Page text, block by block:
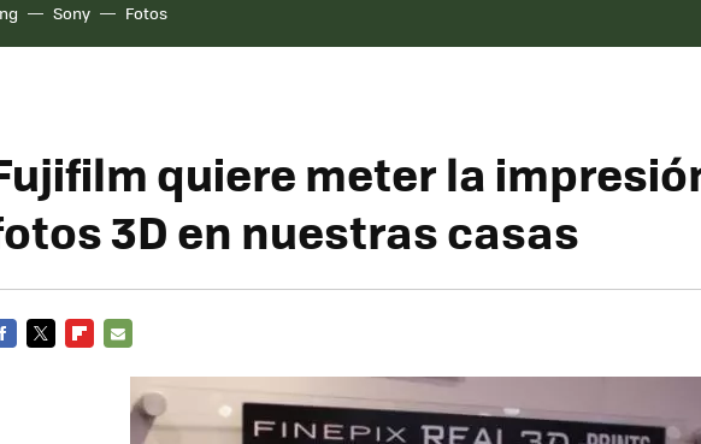
Sony Fotos
quiere meter la
3D en nuestras casas